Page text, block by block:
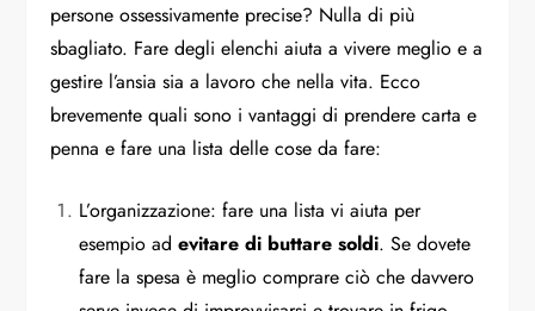
persone ossessivamente precise? Nulla di più
sbagliato. Fare degli elenchi aiuta a vivere meglio e a
gestire l’ansia sia a lavoro che nella vita. Ecco
brevemente quali sono i vantaggi di prendere carta e
penna e fare una lista delle cose da fare:
L’organizzazione: fare una lista vi aiuta per
esempio adevitare di buttare soldi. Se dovete
fare la spesa è meglio comprare ciò che davvero